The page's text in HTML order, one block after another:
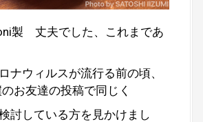
製 丈夫でした、これまであ
ナウィルスが流行る前の頃、
お友達の投稿で同じく
討している方を見かけまし